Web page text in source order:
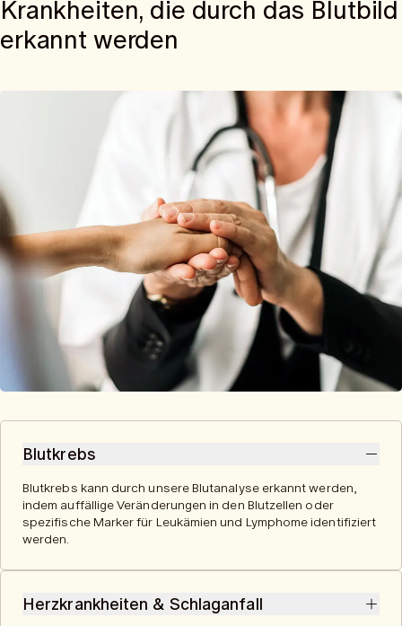
Krankheiten, die durch das Blutbild
erkannt werden
Blutkrebs
Blutkrebs kann durch unsere Blutanalyse erkannt werden,
indem auffällige Veränderungen in den Blutzellen oder
spezifische Marker für Leukämien und Lymphome identifiziert
werden.
Herzkrankheiten & Schlaganfall